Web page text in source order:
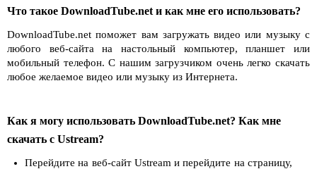
Что такое DownloadTube.net и как мне его использовать?
DownloadTube.net поможет вам загружать видео или музыку с
любого веб-сайта на настольный компьютер, планшет или
мобильный телефон. С нашим загрузчиком очень легко скачать
любое желаемое видео или музыку из Интернета.
Как я могу использовать DownloadTube.net? Как мне
скачать с Ustream?
Перейдите на веб-сайт Ustream и перейдите на страницу,